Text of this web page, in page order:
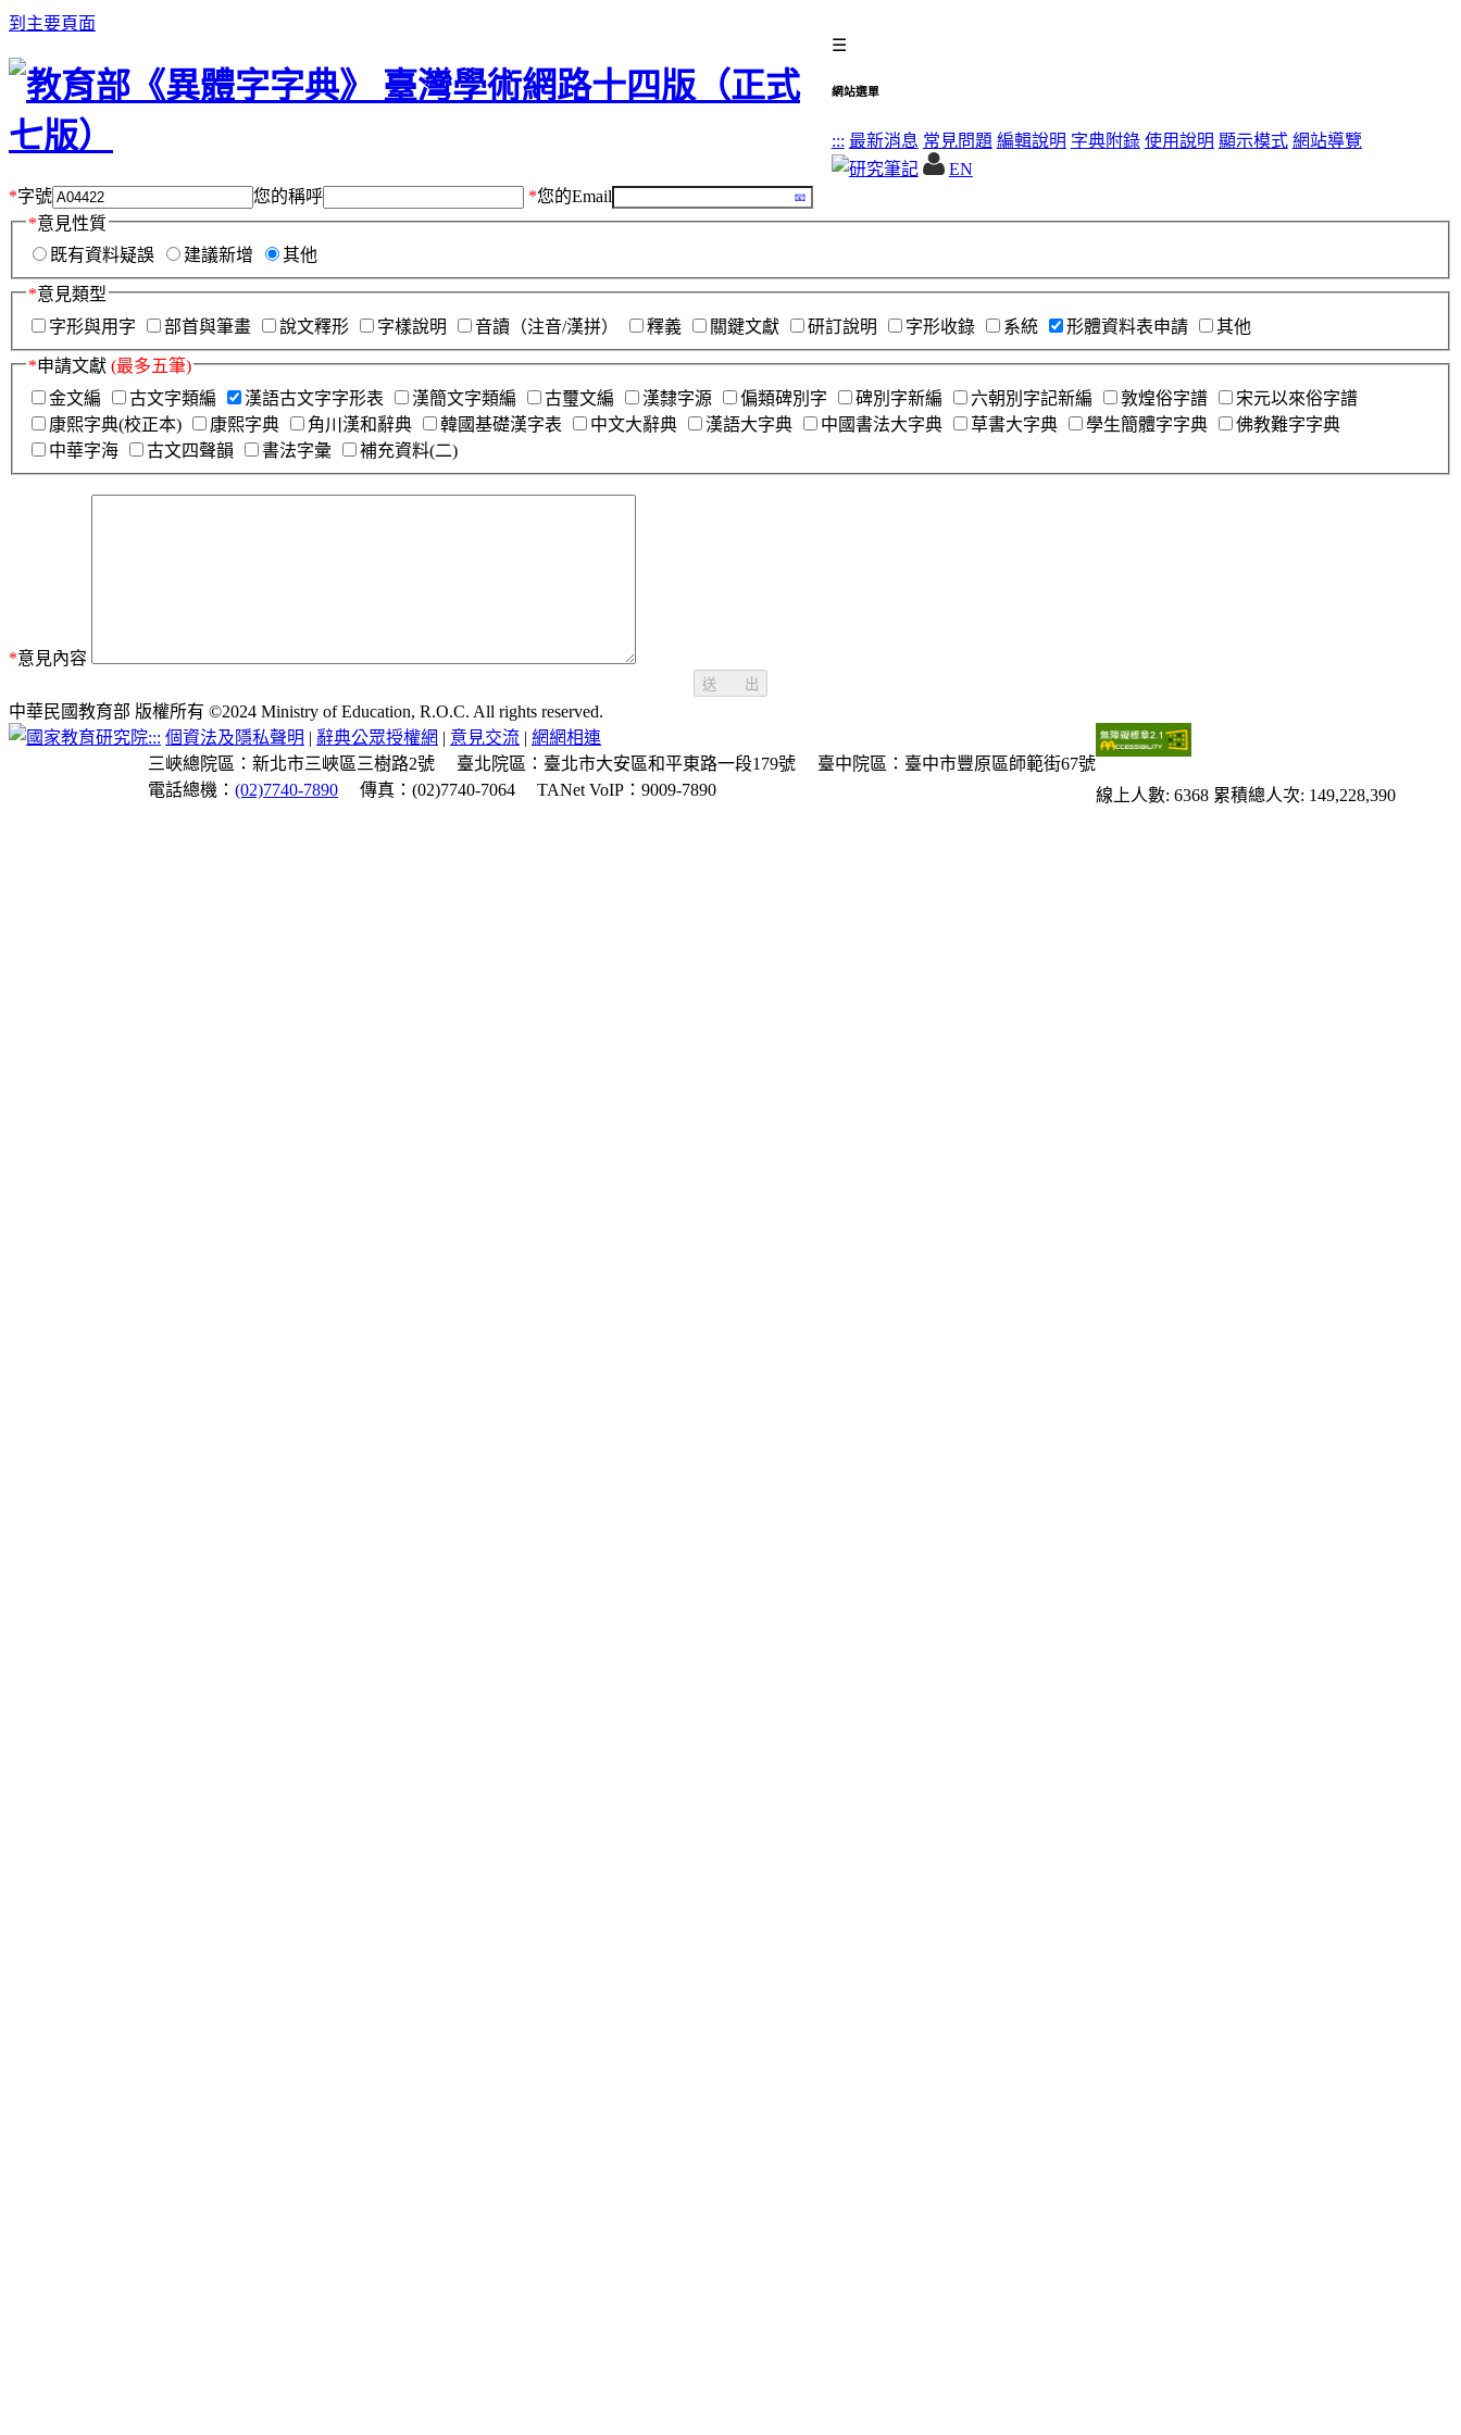
到主要頁面
☰
網站選單
::: 最新消息 常見問題 編輯說明 字典附錄 使用說明 顯示模式 網站導覽
EN
*字號 您的稱呼 *您的Email
*意見性質
既有資料疑誤
建議新增 其他
*意見類型
字形與用字
部首與筆畫 說文釋形 字樣說明 音讀（注音/漢拼） 釋義 關鍵文獻 研訂說明 字形收錄 系統 形體資料表申請 其他
*申請文獻 (最多五筆)
金文編
古文字類編 漢語古文字字形表 漢簡文字類編 古璽文編 漢隸字源 偏類碑別字 碑別字新編 六朝別字記新編 敦煌俗字譜
宋元以來俗字譜
康熙字典(校正本)
康熙字典 角川漢和辭典 韓國基礎漢字表 中文大辭典 漢語大字典 中國書法大字典 草書大字典 學生簡體字字典
佛教難字字典
中華字海
古文四聲韻 書法字彙 補充資料(二)
*意見內容
送 出
中華民國教育部 版權所有 ©2024 Ministry of Education, R.O.C. All rights reserved.
::: 個資法及隱私聲明 | 辭典公眾授權網 | 意見交流 | 網網相連
三峽總院區：新北市三峽區三樹路2號
臺北院區：臺北市大安區和平東路一段179號
臺中院區：臺中市豐原區師範街67號
電話總機： (02)7740-7890 傳真：(02)7740-7064 TANet VoIP：9009-7890 線上人數: 6368 累積總人次: 149,228,390